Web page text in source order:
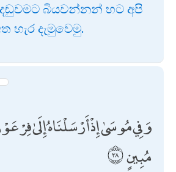
බියවන්නන් හට අපි
හැර දැමුවෙමු.
وَفِي مُوسَىٰ إِذْ أَرْسَلْنَاهُ إِلَىٰ
مُبِينٍ